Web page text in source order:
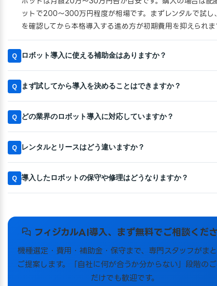
ットで200〜300万円程度が相場です。まずレンタルで試し
を確認してから本格導入する進め方が初期費用を抑えられま
Q ロボット導入に使える補助金はありますか？
Q まず試してから導入を決めることはできますか？
Q どの業界のロボット導入に対応していますか？
Q レンタルとリースはどう違いますか？
Q 導入したロボットの保守や修理はどうなりますか？
フィジカルAI導入、まず無料でご相談くだ
機種選定・費用・補助金・保守まで、専門スタッフがま
ご提案します。「自社に何が合うか分からない」段階の
だけでも歓迎です。